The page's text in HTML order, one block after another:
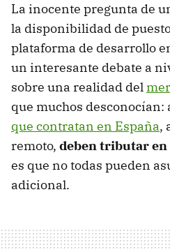
La inocente pregunta de
la disponibilidad de
plataforma de desarrollo
un interesante debate a
sobre una realidad del
que muchos desconocían:
que contratan en España,
remoto, deben tributar en
es que no todas pueden
adicional.